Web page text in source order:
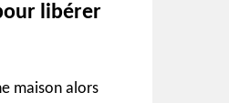
libérer
maison alors